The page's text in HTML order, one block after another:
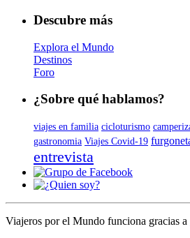
Descubre más
Explora el Mundo
Destinos
Foro
¿Sobre qué hablamos?
viajes en familia cicloturismo
gastronomia Viajes Covid-19
entrevista
Viajeros por el Mundo funciona gracias a